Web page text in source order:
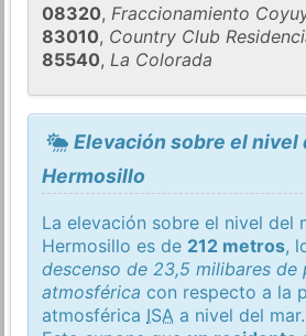
08320, Fraccionamiento
83010, Country Club
85540, La Colorada
Elevación sobre el nivel
Hermosillo
La elevación sobre el nivel del
Hermosillo es de 212 metros,
descenso de 23,5 milibares de
atmosférica con respecto a la
atmosférica ISA a nivel del mar.